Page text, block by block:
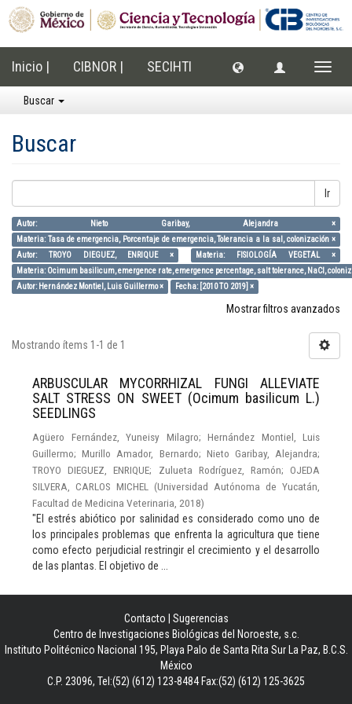
Inicio | CIBNOR | SECIHTI
Buscar
Buscar
Ir
Autor: Nieto Garibay, Alejandra ×
Materia: Tasa de emergencia, Porcentaje de emergencia, Tolerancia a la sal, colonización ×
Autor: TROYO DIEGUEZ, ENRIQUE ×
Materia: FISIOLOGÍA VEGETAL ×
Materia: Ocimum basilicum, emergence rate, emergence percentage, salt tolerance, NaCl,
Autor: Hernández Montiel, Luis Guillermo ×
Fecha: [2010 TO 2019] ×
Mostrar filtros avanzados
Mostrando ítems 1-1 de 1
ARBUSCULAR MYCORRHIZAL FUNGI ALLEVIATE
SALT STRESS ON SWEET (Ocimum basilicum L.)
SEEDLINGS
Agüero Fernández, Yuneisy Milagro; Hernández Montiel, Luis
Guillermo;Murillo Amador, Bernardo; Nieto Garibay, Alejandra;
TROYO DIEGUEZ, ENRIQUE; Zulueta Rodríguez, Ramón;OJEDA
SILVERA, CARLOS MICHEL
(Universidad Autónoma de Yucatán,
Facultad de Medicina Veterinaria 2018)
"El estrés abiótico por salinidad es considerado como uno de
los principales problemas que enfrenta la agricultura que tiene
como efecto perjudicial restringir el crecimiento y el desarrollo
de las plantas. El objetivo de ...
Contacto
Sugerencias
Centro de Investigaciones Biológicas del Noroeste, s.c.
Instituto Politécnico Nacional 195, Playa Palo de Santa Rita Sur La Paz, B.C.S.
México
C.P. 23096, Tel:(52) (612) 123-8484 Fax:(52) (612) 125-3625